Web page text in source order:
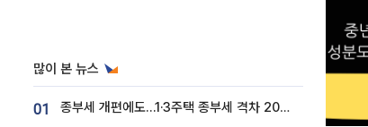
많이 본 뉴스
01 종부세 개편에도…1·3주택 종부세 격차 2028년부터 확대